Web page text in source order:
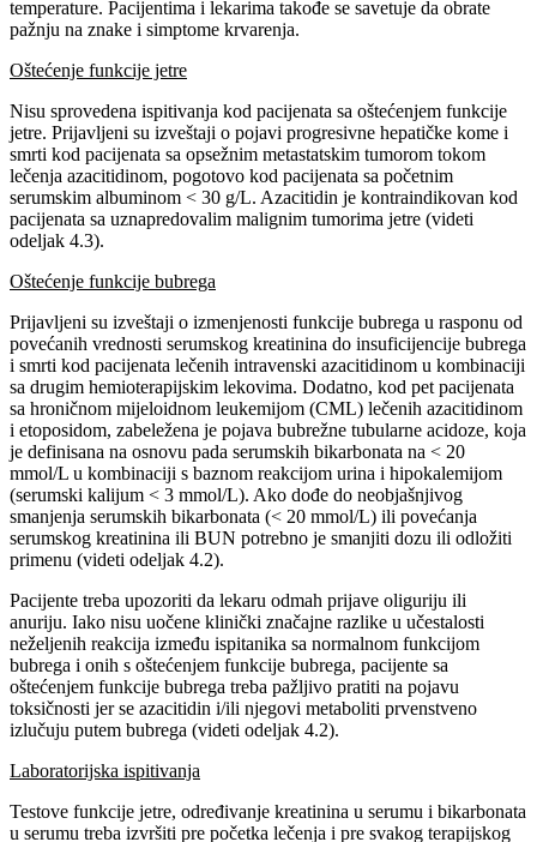
temperature. Pacijentima i lekarima takođe se savetuje da obrate
pažnju na znake i simptome krvarenja.
Oštećenje funkcije jetre
Nisu sprovedena ispitivanja kod pacijenata sa oštećenjem funkcije
jetre. Prijavljeni su izveštaji o pojavi progresivne hepatičke kome i
smrti kod pacijenata sa opsežnim metastatskim tumorom tokom
lečenja azacitidinom, pogotovo kod pacijenata sa početnim
serumskim albuminom < 30 g/L. Azacitidin je kontraindikovan kod
pacijenata sa uznapredovalim malignim tumorima jetre (videti
odeljak 4.3).
Oštećenje funkcije bubrega
Prijavljeni su izveštaji o izmenjenosti funkcije bubrega u rasponu od
povećanih vrednosti serumskog kreatinina do insuficijencije bubrega
i smrti kod pacijenata lečenih intravenski azacitidinom u kombinaciji
sa drugim hemioterapijskim lekovima. Dodatno, kod pet pacijenata
sa hroničnom mijeloidnom leukemijom (CML) lečenih azacitidinom
i etoposidom, zabeležena je pojava bubrežne tubularne acidoze, koja
je definisana na osnovu pada serumskih bikarbonata na < 20
mmol/L u kombinaciji s baznom reakcijom urina i hipokalemijom
(serumski kalijum < 3 mmol/L). Ako dođe do neobjašnjivog
smanjenja serumskih bikarbonata (< 20 mmol/L) ili povećanja
serumskog kreatinina ili BUN potrebno je smanjiti dozu ili odložiti
primenu (videti odeljak 4.2).
Pacijente treba upozoriti da lekaru odmah prijave oliguriju ili
anuriju. Iako nisu uočene klinički značajne razlike u učestalosti
neželjenih reakcija između ispitanika sa normalnom funkcijom
bubrega i onih s oštećenjem funkcije bubrega, pacijente sa
oštećenjem funkcije bubrega treba pažljivo pratiti na pojavu
toksičnosti jer se azacitidin i/ili njegovi metaboliti prvenstveno
izlučuju putem bubrega (videti odeljak 4.2).
Laboratorijska ispitivanja
Testove funkcije jetre, određivanje kreatinina u serumu i bikarbonata
u serumu treba izvršiti pre početka lečenja i pre svakog terapijskog